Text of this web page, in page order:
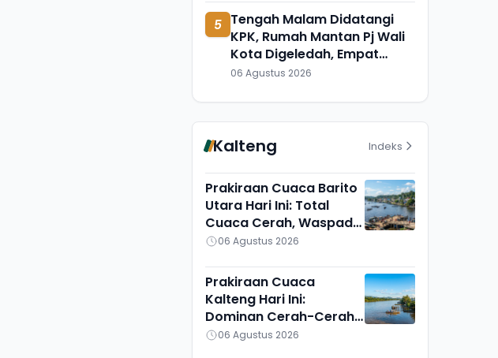
5 Tengah Malam Didatangi
KPK, Rumah Mantan Pj Wali
Kota Digeledah, Empat
Koper Dibawa
06 Agustus 2026
Kalteng Indeks
Prakiraan Cuaca Barito
Utara Hari Ini: Total
Cuaca Cerah, Waspadai
Munculnya Titik Api
06 Agustus 2026
Prakiraan Cuaca
Kalteng Hari Ini:
Dominan Cerah-Cerah
Berawan, Gunung Mas
06 Agustus 2026